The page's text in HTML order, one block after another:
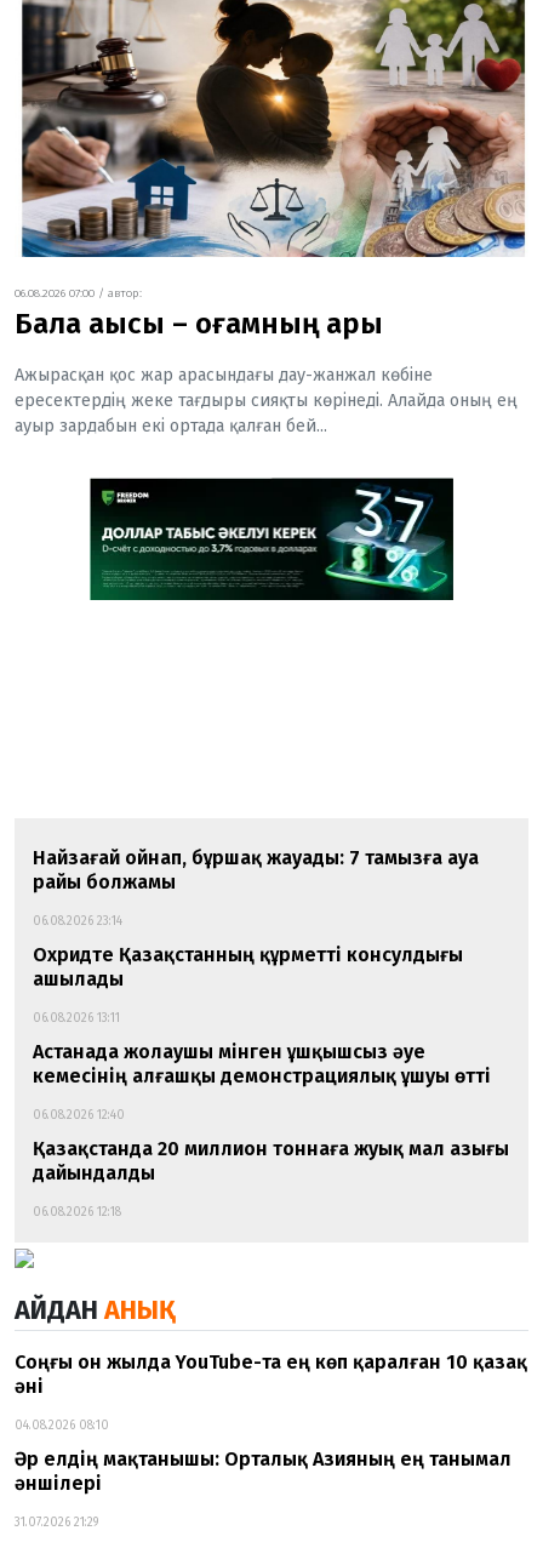
06.08.2026 07:00 / автор:
Бала ақысы – қоғамның ары
Ажырасқан қос жар арасындағы дау-жанжал көбіне
ересектердің жеке тағдыры сияқты көрінеді. Алайда оның ең
ауыр зардабын екі ортада қалған бей...
Найзағай ойнап, бұршақ жауады: 7 тамызға ауа
райы болжамы
06.08.2026 23:14
Охридте Қазақстанның құрметті консулдығы
ашылады
06.08.2026 13:11
Астанада жолаушы мінген ұшқышсыз әуе
кемесінің алғашқы демонстрациялық ұшуы өтті
06.08.2026 12:40
Қазақстанда 20 миллион тоннаға жуық мал азығы
дайындалды
06.08.2026 12:18
АЙДАНАНЫҚ
Соңғы он жылда YouTube-та ең көп қаралған 10 қазақ
әні
04.08.2026 08:10
Әр елдің мақтанышы: Орталық Азияның ең танымал
әншілері
31.07.2026 21:29